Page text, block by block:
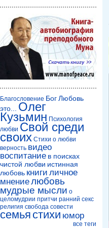
Благословение БогЛюбовь
это...
Олег
Кузьмин Психология
любви Свой среди
своих Стихи о любви
верность видео
воспитание в поисках
чистой любви истинная
любовь книги личное
мнениелюбовь
мудрые мысли о
целомудрии притчи ранний секс
религия свобода совести
семья стихи юмор
все теги